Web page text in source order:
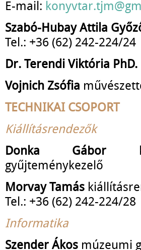
E-mail:
Szabó-Hubay Attila
Tel.: +36 (62) 242-224/24
Dr. Terendi Viktória PhD.
Vojnich Zsófia
TECHNIKAI CSOPORT
Kiállításrendezők
Donka Gábor
gyűjteménykezelő
Morvay Tamás
Tel.: +36 (62) 242-224/28
Informatika
Szender Ákos múzeumi